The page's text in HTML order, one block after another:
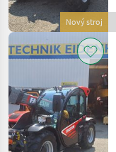
Nový stroj